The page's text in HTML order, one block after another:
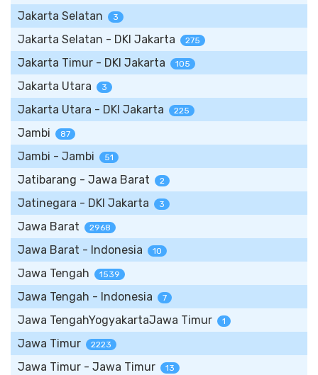
Jakarta Selatan 3
Jakarta Selatan - DKI Jakarta 275
Jakarta Timur - DKI Jakarta 105
Jakarta Utara 3
Jakarta Utara - DKI Jakarta 225
Jambi 87
Jambi - Jambi 51
Jatibarang - Jawa Barat 2
Jatinegara - DKI Jakarta 3
Jawa Barat 2968
Jawa Barat - Indonesia 10
Jawa Tengah 1539
Jawa Tengah - Indonesia 7
Jawa TengahYogyakartaJawa Timur 1
Jawa Timur 2223
Jawa Timur - Jawa Timur 13